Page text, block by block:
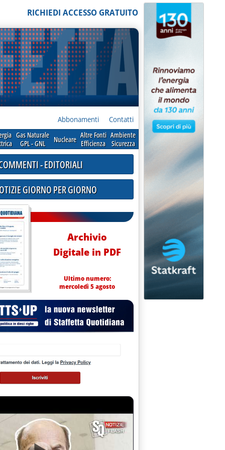
RICHIEDI ACCESSO GRATUITO
Abbonamenti Contatti
Gas Naturale
GPL - GNL
Nucleare Altre Fonti
Efficienza
Ambiente
Sicurezza
- EDITORIALI
GIORNO PER GIORNO
Archivio
Digitale in PDF
Ultimo numero:
mercoledì 5 agosto